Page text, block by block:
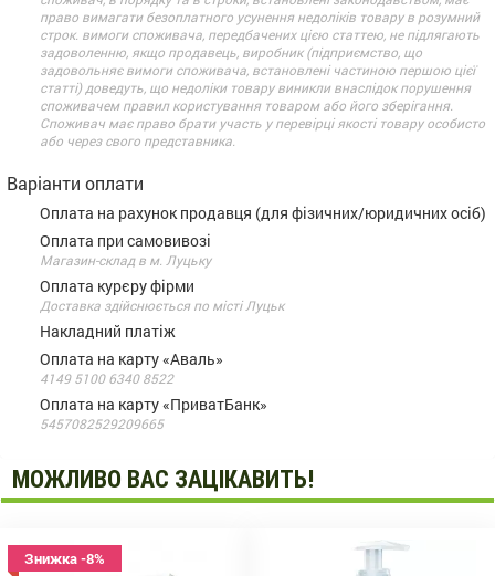
право вимагати безоплатного усунення недоліків товару в розумний
строк. вимоги споживача, передбачених цією статтею, не підлягають
задоволенню, якщо продавець, виробник (підприємство, що
задовольняє вимоги споживача, встановлені частиною першою цієї
статті) доведуть, що недоліки товару виникли внаслідок порушення
споживачем правил користування товаром або його зберігання.
Споживач має право брати участь у перевірці якості товару особисто
або через свого представника.
Варіанти оплати
Оплата на рахунок продавця (для фізичних/юридичних осіб)
Оплата при самовивозі
Магазин-склад в м. Луцьку
Оплата курєру фірми
Доставка здійснюється по місті Луцьк
Накладний платіж
Оплата на карту «Аваль»
4149 5100 6340 8522
Оплата на карту «ПриватБанк»
5457082529209665
МОЖЛИВО ВАС ЗАЦІКАВИТЬ!
Знижка -8%